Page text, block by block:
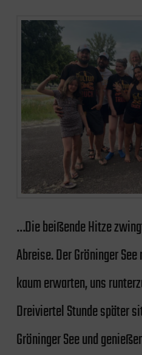
…Die beißende Hitze
Abreise. Der Gröninger
kaum erwarten, uns
Dreiviertel Stunde später
Gröninger See und